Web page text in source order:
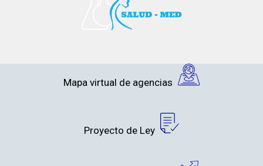
Mapa virtual de agencias
Proyecto de Ley